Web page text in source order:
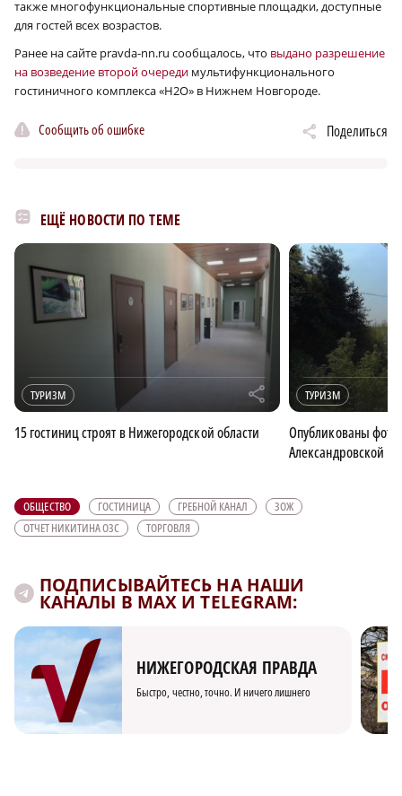
также многофункциональные спортивные площадки, доступные
для гостей всех возрастов.
Ранее на сайте pravda-nn.ru сообщалось, что выдано разрешение
на возведение второй очереди мультифункционального
гостиничного комплекса «Н2О» в Нижнем Новгороде.
Сообщить об ошибке Поделиться
ЕЩЁ НОВОСТИ ПО ТЕМЕ
ТУРИЗМ r
15 гостиниц строят в Нижегородской области
ТУРИЗМ
Опубликованы фото
Александровской
ОБЩЕСТВО ГОСТИНИЦА ГРЕБНОЙ КАНАЛ
ЗОЖ
ОТЧЕТ НИКИТИНА ОЗС
ТОРГОВЛЯ
ПОДПИСЫВАЙТЕСЬ НА НАШИ
КАНАЛЫ В MAX И TELEGRAM:
НИЖЕГОРОДСКАЯ ПРАВДА
Быстро, честно, точно. И ничего лишнего